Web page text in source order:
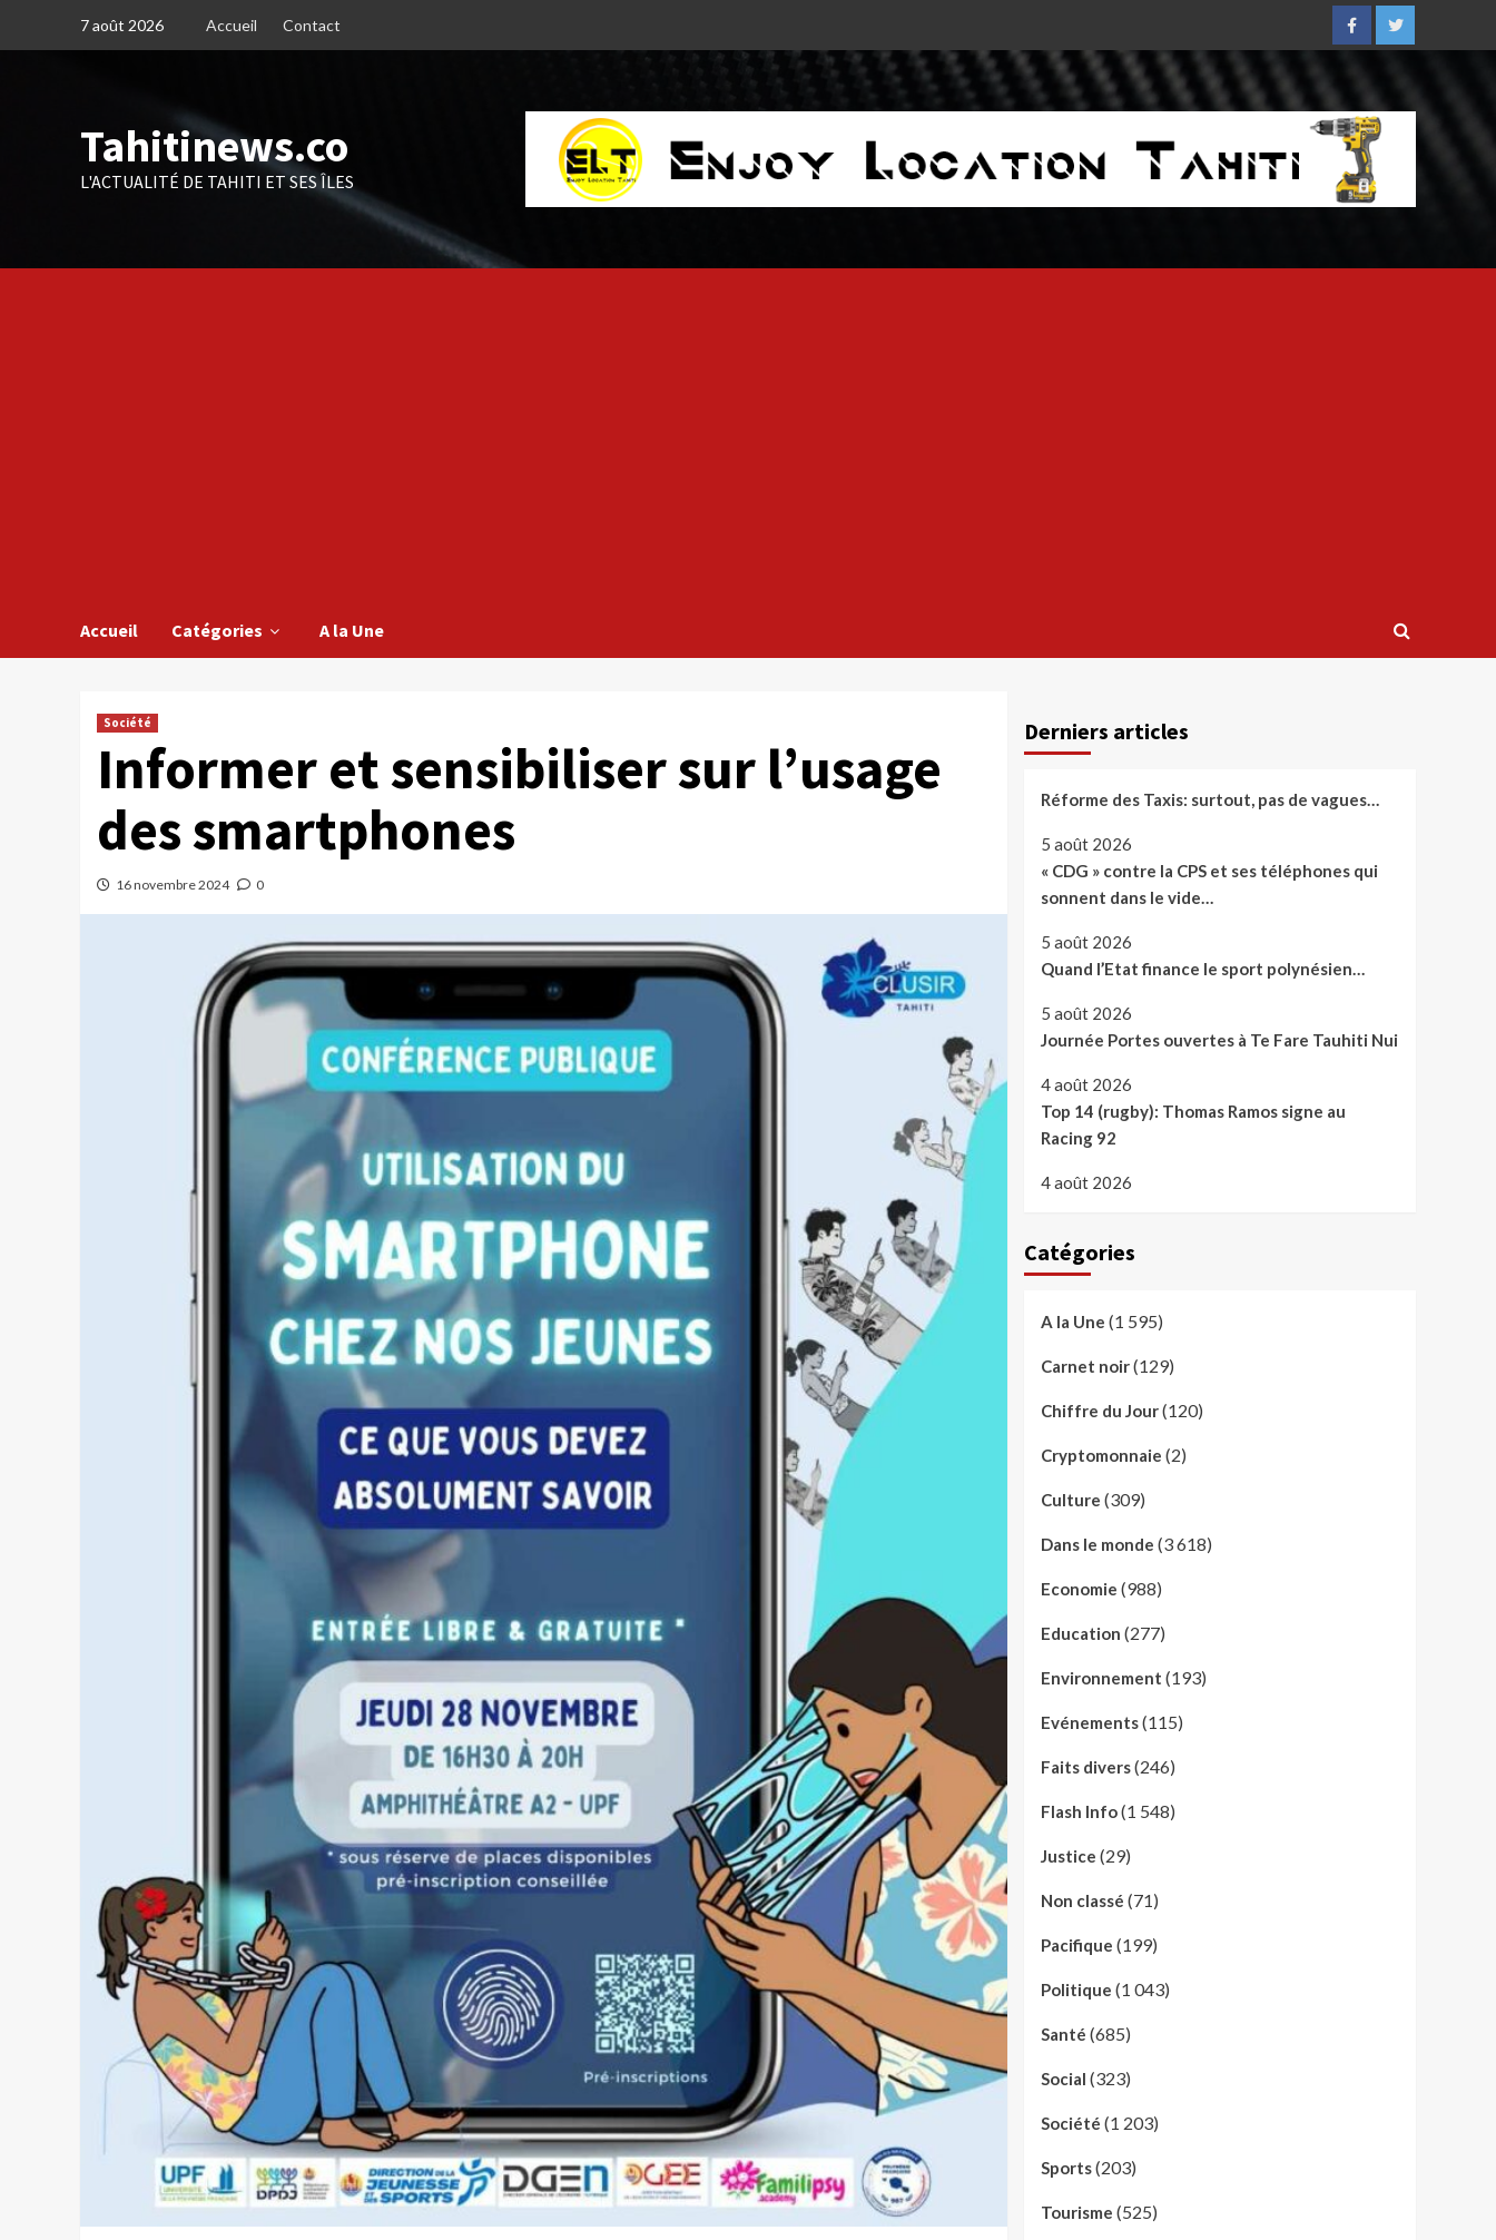
7 août 2026 Accueil Contact
FacebookTwitter
Tahitinews.co
L'ACTUALITÉ DE TAHITI ET SES ÎLES
Accueil Catégories A la Une
Société
Informer et sensibiliser sur l’usage
des smartphones
16 novembre 2024 0
Derniers articles
Réforme des Taxis: surtout, pas de vagues…
5 août 2026
« CDG » contre la CPS et ses téléphones qui
sonnent dans le vide…
5 août 2026
Quand l’Etat finance le sport polynésien…
5 août 2026
Journée Portes ouvertes à Te Fare Tauhiti Nui
4 août 2026
Top 14 (rugby): Thomas Ramos signe au
Racing 92
4 août 2026
Catégories
A la Une (1 595)
Carnet noir(129)
Chiffre du Jour(120)
Cryptomonnaie (2)
Culture (309)
Dans le monde (3 618)
Economie (988)
Education (277)
Environnement (193)
Evénements(115)
Faits divers(246)
Flash Info(1 548)
Justice (29)
Non classé (71)
Pacifique (199)
Politique (1 043)
Santé (685)
Social (323)
Société (1 203)
Sports(203)
Tourisme (525)